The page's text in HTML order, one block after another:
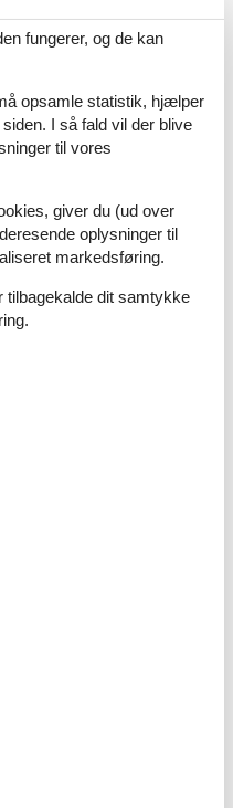
fungerer, og de kan
opsamle statistik, hjælper
I så fald vil der blive
til vores
giver du (ud over
oplysninger til
markedsføring.
dit samtykke